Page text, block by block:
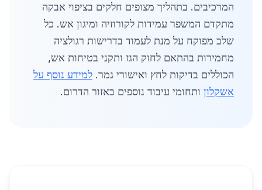
המרכיבים. בתהליך מצופים חלקים בציפוי אבקה
מתקדם המשפר עמידות לקורוזיה ומיגון אש. כל
שלב מפוקח על מנת לעמוד בדרישות רגולציה
מחמירות בהתאם לחוק הגז ותקני בטיחות אש,
הכוללים בדיקות לחץ ואישורי גמר. למידע נוסף על
אשקלון ותחומי עיבוד נוספים באזור הדרום.